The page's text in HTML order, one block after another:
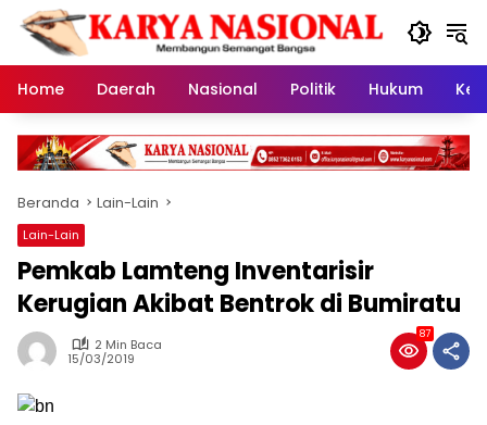
Langsung
konten
Home
Daerah Nasional Politik Hukum
Beranda Lain-Lain
Lain-Lain
Pemkab Lamteng Inventarisir
Kerugian Akibat Bentrok di Bumiratu
2 Min Baca
15/03/2019
87